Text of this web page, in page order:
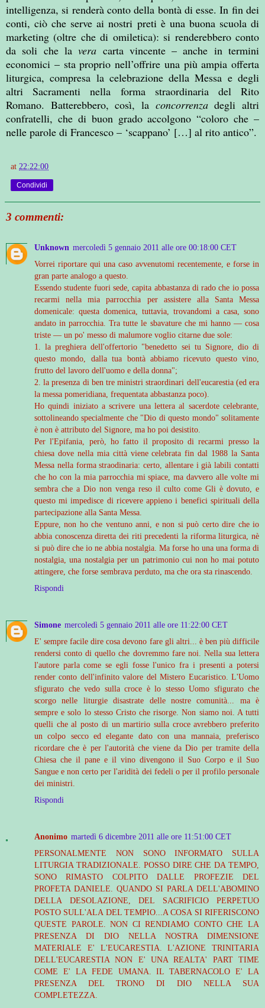
intelligenza, si renderà conto della bontà di esse. In fin dei
conti, ciò che serve ai nostri preti è una buona scuola di
marketing (oltre che di omiletica): si renderebbero conto
da soli che lavera carta vincente – anche in termini
economici – sta proprio nell’offrire una più ampia offerta
liturgica, compresa la celebrazione della Messa e degli
altri Sacramenti nella forma straordinaria del Rito
Romano. Batterebbero, così, la concorrenzadegli altri
confratelli, che di buon grado accolgono “coloro che –
nelle parole di Francesco – ‘scappano’ […] al rito antico”.
at 22:22:00
Condividi
3 commenti:
Unknown mercoledì 5 gennaio 2011 alle ore 00:18:00 CET
Vorrei riportare qui una caso avvenutomi recentemente, e forse in
gran parte analogo a questo.
Essendo studente fuori sede, capita abbastanza di rado che io possa
recarmi nella mia parrocchia per assistere alla Santa Messa
domenicale: questa domenica, tuttavia, trovandomi a casa, sono
andato in parrocchia. Tra tutte le sbavature che mi hanno — cosa
triste — un po' messo di malumore voglio citarne due sole:
1. la preghiera dell'offertorio "benedetto sei tu Signore, dio di
questo mondo, dalla tua bontà abbiamo ricevuto questo vino,
frutto del lavoro dell'uomo e della donna";
2. la presenza di ben tre ministri straordinari dell'eucarestia (ed era
la messa pomeridiana, frequentata abbastanza poco).
Ho quindi iniziato a scrivere una lettera al sacerdote celebrante,
sottolineando specialmente che "Dio di questo mondo" solitamente
è non è attributo del Signore, ma ho poi desistito.
Per l'Epifania, però, ho fatto il proposito di recarmi presso la
chiesa dove nella mia città viene celebrata fin dal 1988 la Santa
Messa nella forma straodinaria: certo, allentare i già labili contatti
che ho con la mia parrocchia mi spiace, ma davvero alle volte mi
sembra che a Dio non venga reso il culto come Gli è dovuto, e
questo mi impedisce di ricevere appieno i benefici spirituali della
partecipazione alla Santa Messa.
Eppure, non ho che ventuno anni, e non si può certo dire che io
abbia conoscenza diretta dei riti precedenti la riforma liturgica, nè
si può dire che io ne abbia nostalgia. Ma forse ho una una forma di
nostalgia, una nostalgia per un patrimonio cui non ho mai potuto
attingere, che forse sembrava perduto, ma che ora sta rinascendo.
Rispondi
Simone mercoledì 5 gennaio 2011 alle ore 11:22:00 CET
E' sempre facile dire cosa devono fare gli altri... è ben più difficile
rendersi conto di quello che dovremmo fare noi. Nella sua lettera
l'autore parla come se egli fosse l'unico fra i presenti a potersi
render conto dell'infinito valore del Mistero Eucaristico. L'Uomo
sfigurato che vedo sulla croce è lo stesso Uomo sfigurato che
scorgo nelle liturgie disastrate delle nostre comunità... ma è
sempre e solo lo stesso Cristo che risorge. Non siamo noi. A tutti
quelli che al posto di un martirio sulla croce avrebbero preferito
un colpo secco ed elegante dato con una mannaia, preferisco
ricordare che è per l'autorità che viene da Dio per tramite della
Chiesa che il pane e il vino divengono il Suo Corpo e il Suo
Sangue e non certo per l'aridità dei fedeli o per il profilo personale
dei ministri.
Rispondi
Anonimo martedì 6 dicembre 2011 alle ore 11:51:00 CET
PERSONALMENTE NON SONO INFORMATO SULLA
LITURGIA TRADIZIONALE. POSSO DIRE CHE DA TEMPO,
SONO RIMASTO COLPITO DALLE PROFEZIE DEL
PROFETA DANIELE. QUANDO SI PARLA DELL'ABOMINO
DELLA DESOLAZIONE, DEL SACRIFICIO PERPETUO
POSTO SULL'ALA DEL TEMPIO...A COSA SI RIFERISCONO
QUESTE PAROLE. NON CI RENDIAMO CONTO CHE LA
PRESENZA DI DIO NELLA NOSTRA DIMENSIONE
MATERIALE E' L'EUCARESTIA. L'AZIONE TRINITARIA
DELL'EUCARESTIA NON E' UNA REALTA' PART TIME
COME E' LA FEDE UMANA. IL TABERNACOLO E' LA
PRESENZA DEL TRONO DI DIO NELLA SUA
COMPLETEZZA.